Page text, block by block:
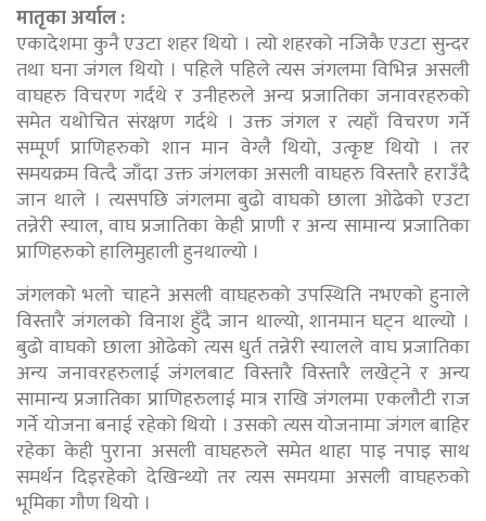
मातृका अर्याल :
एकादेशमा कुनै एउटा शहर थियो । त्यो शहरको नजिकै एउटा सुन्दर
तथा घना जंगल थियो । पहिले पहिले त्यस जंगलमा विभिन्न असली
वाघहरु विचरण गर्दथे र उनीहरुले अन्य प्रजातिका जनावरहरुको
समेत यथोचित संरक्षण गर्दथे । उक्त जंगल र त्यहाँ विचरण गर्ने
सम्पूर्ण प्राणिहरुको शान मान वेग्लै थियो, उत्कृष्ट थियो । तर
समयक्रम वित्दै जाँदा उक्त जंगलका असली वाघहरु विस्तारै हराउँदै
जान थाले । त्यसपछि जंगलमा बुढो वाघको छाला ओढेको एउटा
तन्नेरी स्याल, वाघ प्रजातिका केही प्राणी र अन्य सामान्य प्रजातिका
प्राणिहरुको हालिमुहाली हुनथाल्यो ।
जंगलको भलो चाहने असली वाघहरुको उपस्थिति नभएको हुनाले
विस्तारै जंगलको विनाश हुँदै जान थाल्यो, शानमान घट्न थाल्यो ।
बुढो वाघको छाला ओढेको त्यस धुर्त तन्नेरी स्यालले वाघ प्रजातिका
अन्य जनावरहरुलाई जंगलबाट विस्तारै विस्तारै लखेट्ने र अन्य
सामान्य प्रजातिका प्राणिहरुलाई मात्र राखि जंगलमा एकलौटी राज
गर्ने योजना बनाई रहेको थियो । उसको त्यस योजनामा जंगल बाहिर
रहेका केही पुराना असली वाघहरुले समेत थाहा पाइ नपाइ साथ
समर्थन दिइरहेको देखिन्थ्यो तर त्यस समयमा असली वाघहरुको
भूमिका गौण थियो ।